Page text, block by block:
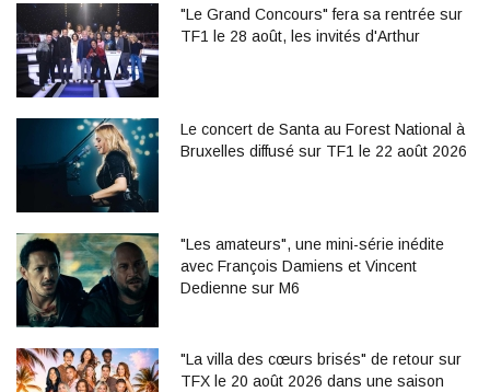
"Le Grand Concours" fera sa rentrée sur
TF1 le 28 août, les invités d'Arthur
Le concert de Santa au Forest National à
Bruxelles diffusé sur TF1 le 22 août 2026
"Les amateurs", une mini-série inédite
avec François Damiens et Vincent
Dedienne sur M6
"La villa des cœurs brisés" de retour sur
TFX le 20 août 2026 dans une saison